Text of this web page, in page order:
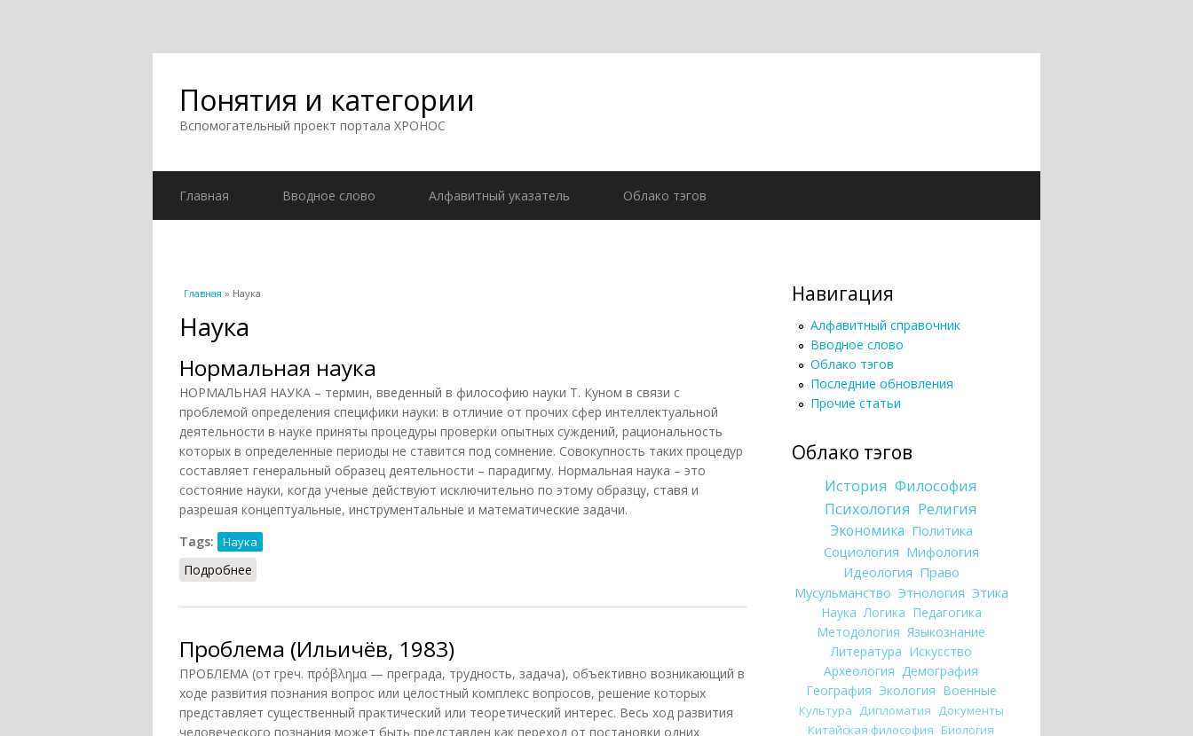
Понятия и категории
Вспомогательный проект портала ХРОНОС
Главная Вводное слово Алфавитный указатель Облако тэгов
Вы здесь
Главная » Наука
Наука
Нормальная наука
НОРМАЛЬНАЯ НАУКА – термин, введенный в философию науки Т. Куном в связи с
проблемой определения специфики науки: в отличие от прочих сфер интеллектуальной
деятельности в науке приняты процедуры проверки опытных суждений, рациональность
которых в определенные периоды не ставится под сомнение. Совокупность таких процедур
составляет генеральный образец деятельности – парадигму. Нормальная наука – это
состояние науки, когда ученые действуют исключительно по этому образцу, ставя и
разрешая концептуальные, инструментальные и математические задачи.
Tags:
Наука
Подробнее
Проблема (Ильичёв, 1983)
ПРОБЛЕМА (от греч. πρόβλημα — преграда, трудность, задача), объективно возникающий в
ходе развития познания вопрос или целостный комплекс вопросов, решение которых
представляет существенный практический или теоретический интерес. Весь ход развития
человеческого познания может быть представлен как переход от постановки одних
Навигация
Алфавитный справочник
Вводное слово
Облако тэгов
Последние обновления
Прочие статьи
Облако тэгов
История Философия
Психология Религия
Экономика Политика
Социология Мифология
Идеология Право
Мусульманство Этнология Этика
Наука Логика Педагогика
Методология Языкознание
Литература Искусство
Археология Демография
География Экология Военные
Культура Дипломатия Документы
Китайская философия Биология